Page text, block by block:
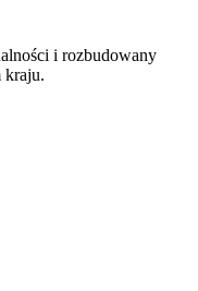
i rozbudowany
kraju.